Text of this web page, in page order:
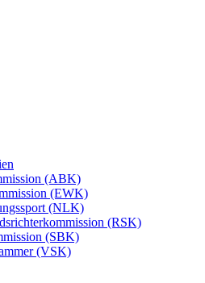
(ABK)
(EWK)
(NLK)
(RSK)
(SBK)
(VSK)